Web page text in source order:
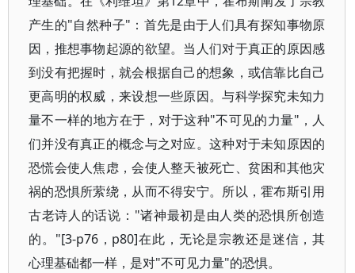
产生的"自然种子"：首先是由于人们具有探知事物原
因，推想事物起源的欲望。当人们对于真正的原因感
到没有把握时，就会根据自己的想象，或信靠比自己
更高明的权威，来设想一些原因。与科学探究未知力
量不一样的地方在于，对于这种"不可见的力量"，人
们并没有真正的概念与之对应。这种对于未知原因的
恐慌会使人焦虑，会使人整天被死亡、贫困和其他灾
祸的恐惧所萦绕，从而不得安宁。所以，霍布斯引用
古老诗人的话说："诸神最初是由人类的恐惧所创造
的。"[3-p76，p80]在此，无论是宗教还是迷信，其
心理基础都一样，是对"不可见力量"的恐惧。